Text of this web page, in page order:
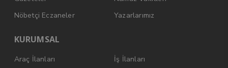
Nöbetçi Eczaneler
Yazarlarımız
KURUMSAL
Araç İlanları
İş İlanları